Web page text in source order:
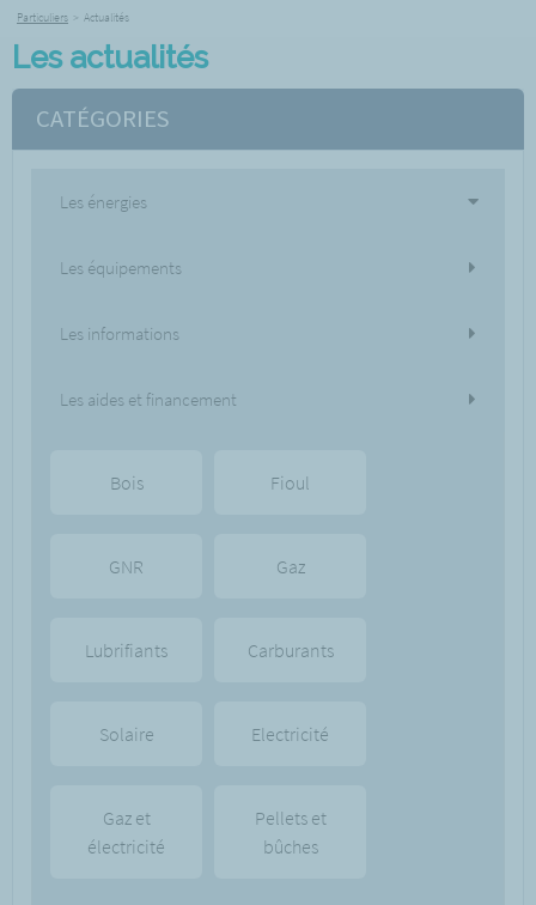
Particuliers > Actualités
Les actualités
CATÉGORIES
Les énergies
Les équipements
Les informations
Les aides et financement
Bois Fioul
GNR Gaz
Lubrifiants Carburants
Solaire Electricité
Gaz et
électricité
Pellets et
bûches